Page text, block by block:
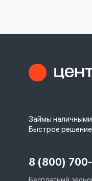
Займы
Быстрое решение
8 (800)
Войти под